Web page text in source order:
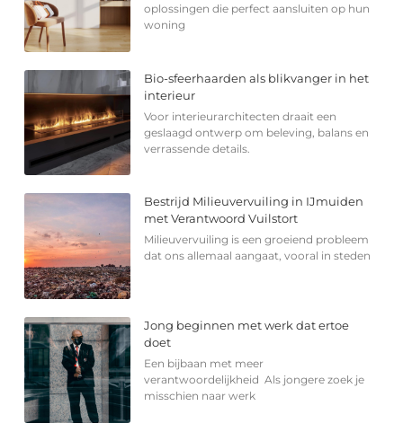
oplossingen die perfect aansluiten op hun
woning
Bio-sfeerhaarden als blikvanger in het
interieur
Voor interieurarchitecten draait een
geslaagd ontwerp om beleving, balans en
verrassende details.
Bestrijd Milieuvervuiling in IJmuiden
met Verantwoord Vuilstort
Milieuvervuiling is een groeiend probleem
dat ons allemaal aangaat, vooral in steden
Jong beginnen met werk dat ertoe
doet
Een bijbaan met meer
verantwoordelijkheid Als jongere zoek je
misschien naar werk